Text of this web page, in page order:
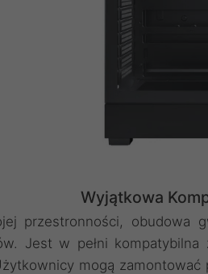
Wyjątkowa
przestronności, obudowa
Jest w pełni
mogą